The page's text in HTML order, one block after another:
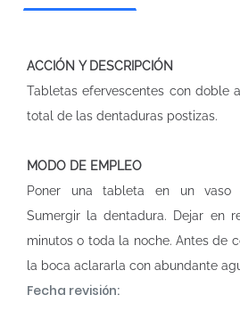
ACCIÓN Y DESCRIPCIÓN
Tabletas efervescentes con doble
total de las dentaduras postizas.
MODO DE EMPLEO
Poner una tableta en un vaso
Sumergir la dentadura. Dejar en
minutos o toda la noche. Antes de
la boca aclararla con abundante
Fecha revisión: